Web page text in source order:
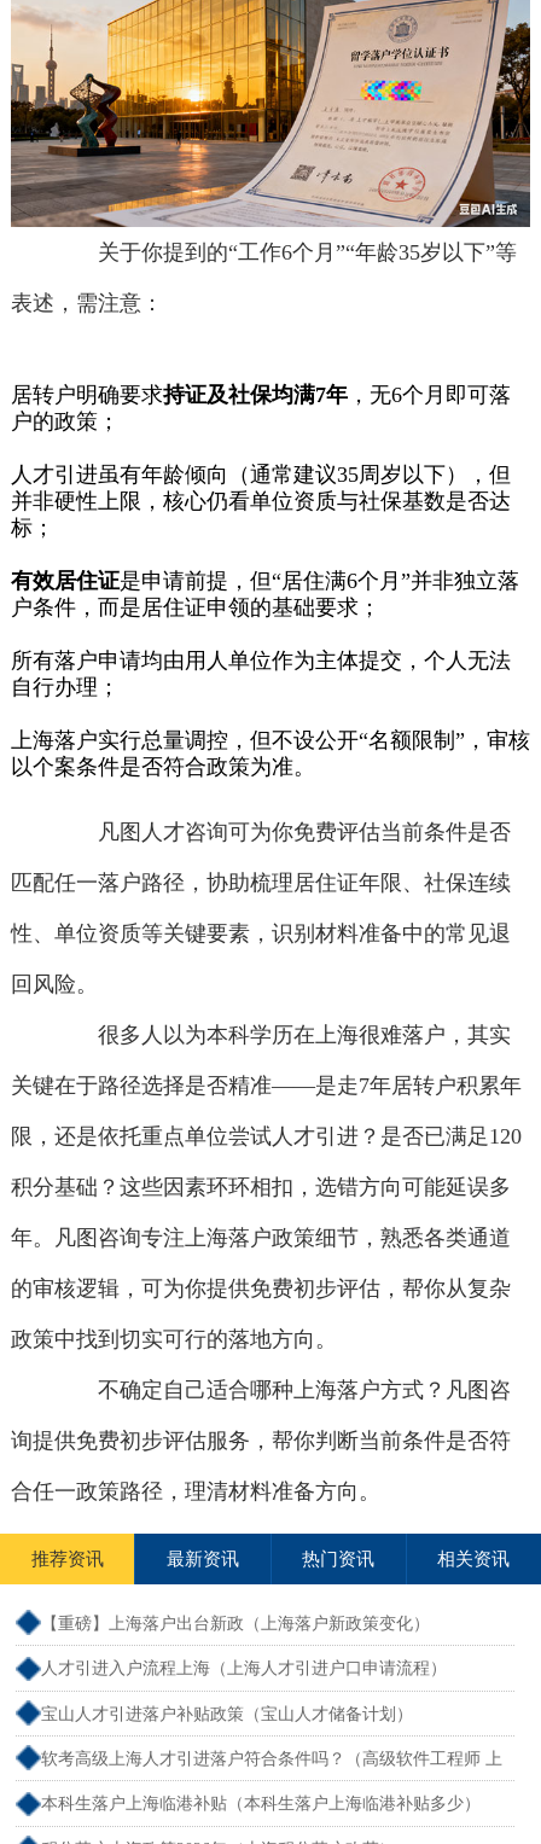
关于你提到的“工作6个月”“年龄35岁以下”等
表述，需注意：
居转户明确要求持证及社保均满7年，无6个月即可落
户的政策；
人才引进虽有年龄倾向（通常建议35周岁以下），但
并非硬性上限，核心仍看单位资质与社保基数是否达
标；
有效居住证是申请前提，但“居住满6个月”并非独立落
户条件，而是居住证申领的基础要求；
所有落户申请均由用人单位作为主体提交，个人无法
自行办理；
上海落户实行总量调控，但不设公开“名额限制”，审核
以个案条件是否符合政策为准。
凡图人才咨询可为你免费评估当前条件是否
匹配任一落户路径，协助梳理居住证年限、社保连续
性、单位资质等关键要素，识别材料准备中的常见退
回风险。
很多人以为本科学历在上海很难落户，其实
关键在于路径选择是否精准——是走7年居转户积累年
限，还是依托重点单位尝试人才引进？是否已满足120
积分基础？这些因素环环相扣，选错方向可能延误多
年。凡图咨询专注上海落户政策细节，熟悉各类通道
的审核逻辑，可为你提供免费初步评估，帮你从复杂
政策中找到切实可行的落地方向。
不确定自己适合哪种上海落户方式？凡图咨
询提供免费初步评估服务，帮你判断当前条件是否符
合任一政策路径，理清材料准备方向。
推荐资讯 最新资讯 热门资讯 相关资讯
【重磅】上海落户出台新政（上海落户新政策变化）
人才引进入户流程上海（上海人才引进户口申请流程）
宝山人才引进落户补贴政策（宝山人才储备计划）
软考高级上海人才引进落户符合条件吗？（高级软件工程师 上
海落户）
本科生落户上海临港补贴（本科生落户上海临港补贴多少）